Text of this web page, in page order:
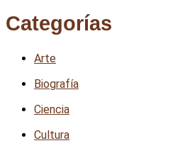
Categorías
Arte
Biografía
Ciencia
Cultura